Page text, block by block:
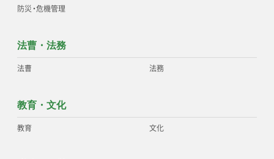
防災・危機管理
法曹・法務
法曹 法務
教育・文化
教育 文化